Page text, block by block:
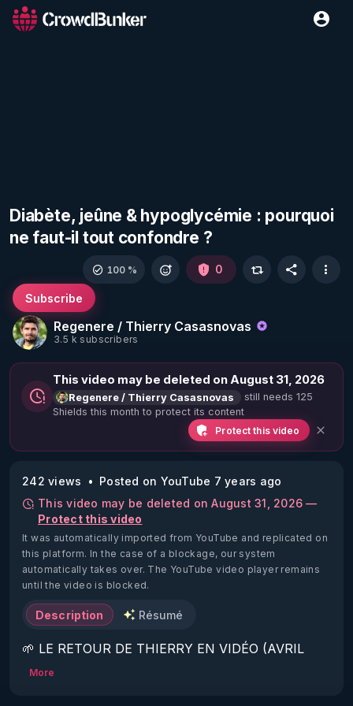
Diabète, jeûne & hypoglycémie : pourquoi
ne faut-il tout confondre ?
Regenere / Thierry Casasnovas
3.5 k subscribers
Subscribe
100 % 0
This video may be deleted on August 31, 2026
Regenere / Thierry Casasnovas
still needs 125
Shields this month to protect its content
Protect this video
242 views
Posted on YouTube 7 years ago
This video may be deleted on August 31, 2026 —
Protect this video
It was automatically imported from YouTube and replicated on
this platform. In the case of a blockage, our system
automatically takes over. The YouTube video player remains
until the video is blocked.
Description Résumé
🌱 LE RETOUR DE THIERRY EN VIDÉO (AVRIL
2022)!
More